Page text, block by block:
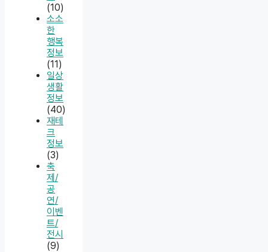
(10)
소소
한
행복
정보
(11)
일상
생활
정보
(40)
재테
크
정보
(3)
축
제/
공
연/
이벤
트/
전시
(9)